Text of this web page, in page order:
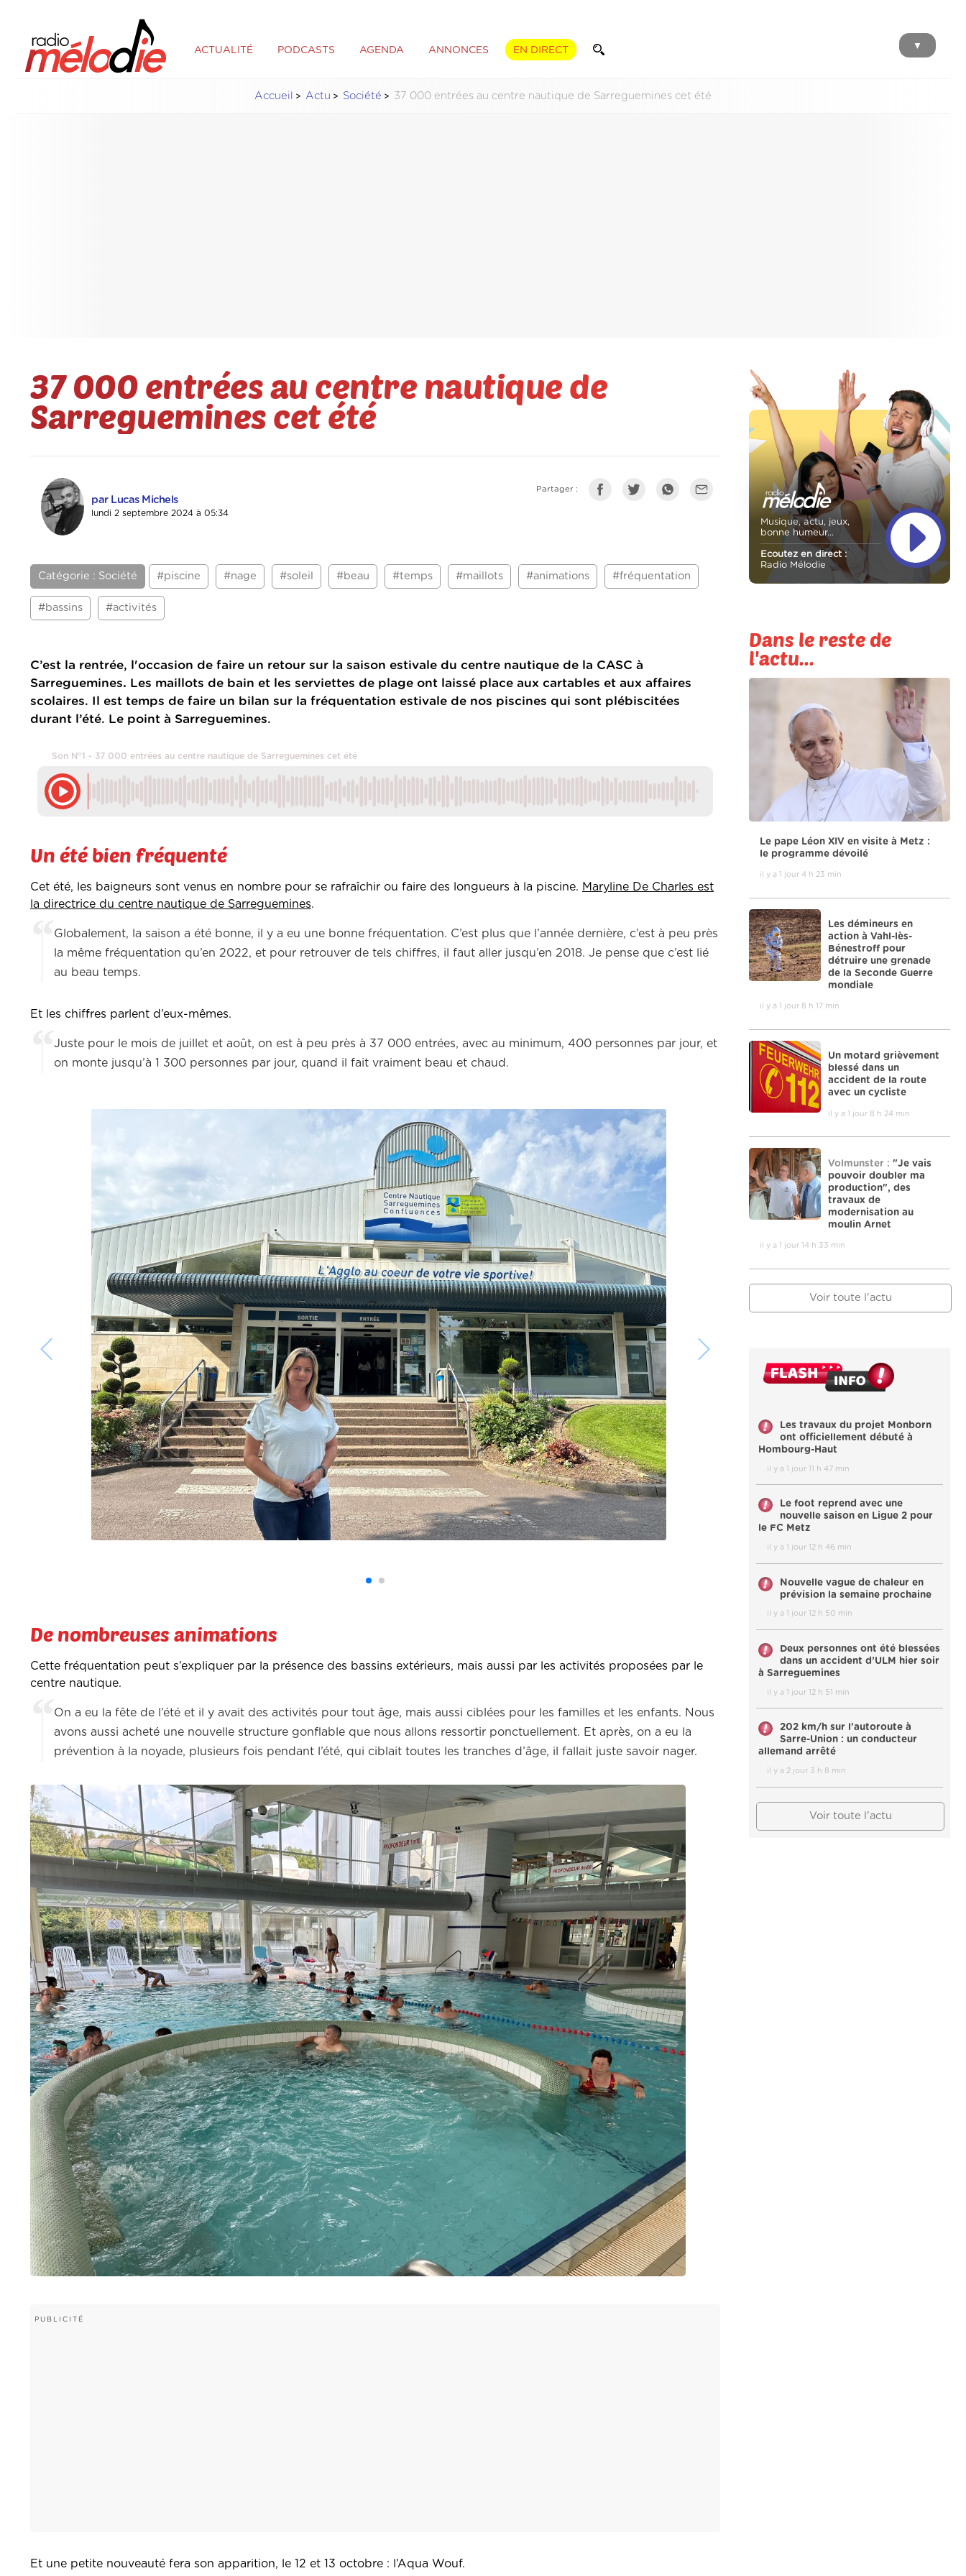
ACTUALITÉ PODCASTS AGENDA ANNONCES EN DIRECT ▼
Accueil Actu Société 37 000 entrées au centre nautique de Sarreguemines cet été
37 000 entrées au centre nautique de
Sarreguemines cet été
par Lucas Michels
lundi 2 septembre 2024 à 05:34
Partager :
Catégorie : Société #piscine #nage #soleil #beau #temps #maillots #animations #fréquentation
#bassins #activités
C’est la rentrée, l'occasion de faire un retour sur la saison estivale du centre nautique de la CASC à
Sarreguemines. Les maillots de bain et les serviettes de plage ont laissé place aux cartables et aux affaires
scolaires. Il est temps de faire un bilan sur la fréquentation estivale de nos piscines qui sont plébiscitées
durant l’été. Le point à Sarreguemines.
Son N°1 - 37 000 entrées au centre nautique de Sarreguemines cet été
Un été bien fréquenté
Cet été, les baigneurs sont venus en nombre pour se rafraîchir ou faire des longueurs à la piscine. Maryline De Charles est
la directrice du centre nautique de Sarreguemines.
Globalement, la saison a été bonne, il y a eu une bonne fréquentation. C’est plus que l’année dernière, c’est à peu près
la même fréquentation qu’en 2022, et pour retrouver de tels chiffres, il faut aller jusqu’en 2018. Je pense que c’est lié
au beau temps.
Et les chiffres parlent d’eux-mêmes.
Juste pour le mois de juillet et août, on est à peu près à 37 000 entrées, avec au minimum, 400 personnes par jour, et
on monte jusqu’à 1 300 personnes par jour, quand il fait vraiment beau et chaud.
De nombreuses animations
Cette fréquentation peut s’expliquer par la présence des bassins extérieurs, mais aussi par les activités proposées par le
centre nautique.
On a eu la fête de l’été et il y avait des activités pour tout âge, mais aussi ciblées pour les familles et les enfants. Nous
avons aussi acheté une nouvelle structure gonflable que nous allons ressortir ponctuellement. Et après, on a eu la
prévention à la noyade, plusieurs fois pendant l’été, qui ciblait toutes les tranches d’âge, il fallait juste savoir nager.
Et une petite nouveauté fera son apparition, le 12 et 13 octobre : l’Aqua Wouf.
Musique, actu, jeux,
bonne humeur...
Ecoutez en direct :
Radio Mélodie
Dans le reste de
l'actu...
Le pape Léon XIV en visite à Metz :
le programme dévoilé
il y a 1 jour 4 h 23 min
Les démineurs en
action à Vahl-lès-
Bénestroff pour
détruire une grenade
de la Seconde Guerre
mondiale
il y a 1 jour 8 h 17 min
Un motard grièvement
blessé dans un
accident de la route
avec un cycliste
il y a 1 jour 8 h 24 min
Volmunster : "Je vais
pouvoir doubler ma
production", des
travaux de
modernisation au
moulin Arnet
il y a 1 jour 14 h 33 min
Voir toute l'actu
Les travaux du projet Monborn
ont officiellement débuté à
Hombourg-Haut
il y a 1 jour 11 h 47 min
Le foot reprend avec une
nouvelle saison en Ligue 2 pour
le FC Metz
il y a 1 jour 12 h 46 min
Nouvelle vague de chaleur en
prévision la semaine prochaine
il y a 1 jour 12 h 50 min
Deux personnes ont été blessées
dans un accident d’ULM hier soir
à Sarreguemines
il y a 1 jour 12 h 51 min
202 km/h sur l'autoroute à
Sarre-Union : un conducteur
allemand arrêté
il y a 2 jour 3 h 8 min
Voir toute l'actu